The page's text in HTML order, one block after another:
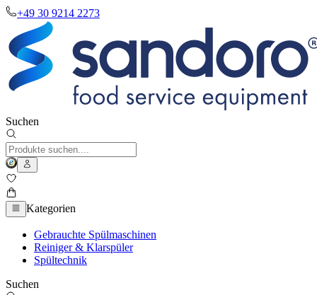
+49 30 9214 2273
Suchen
Kategorien
Gebrauchte Spülmaschinen
Reiniger & Klarspüler
Spültechnik
Suchen